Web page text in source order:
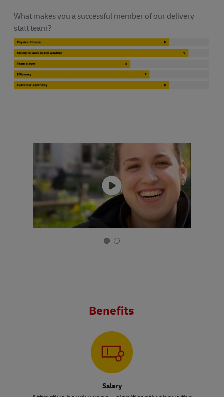
What makes you a successful member of our delivery
statt team?
Benefits
Salary